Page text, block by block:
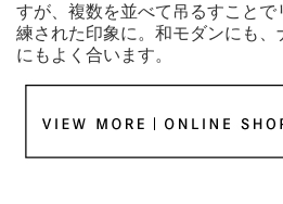
すが、複数を並べて吊るすこと
練された印象に。和モダンにも
にもよく合います。